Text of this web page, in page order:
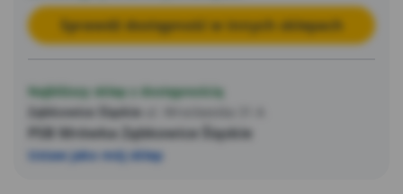
Sprawdź dostępność w innych sklepach
Najbliższy sklep z dostępnością
Ząbkowice Śląskie
PSB Mrówka Ząbkowice Śląskie
Ustaw jako mój sklep